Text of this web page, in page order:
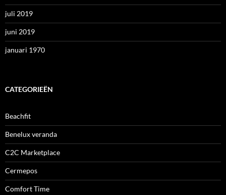
juli 2019
juni 2019
januari 1970
CATEGORIEËN
Beachfit
Benelux veranda
C2C Marketplace
Cermepos
Comfort Time